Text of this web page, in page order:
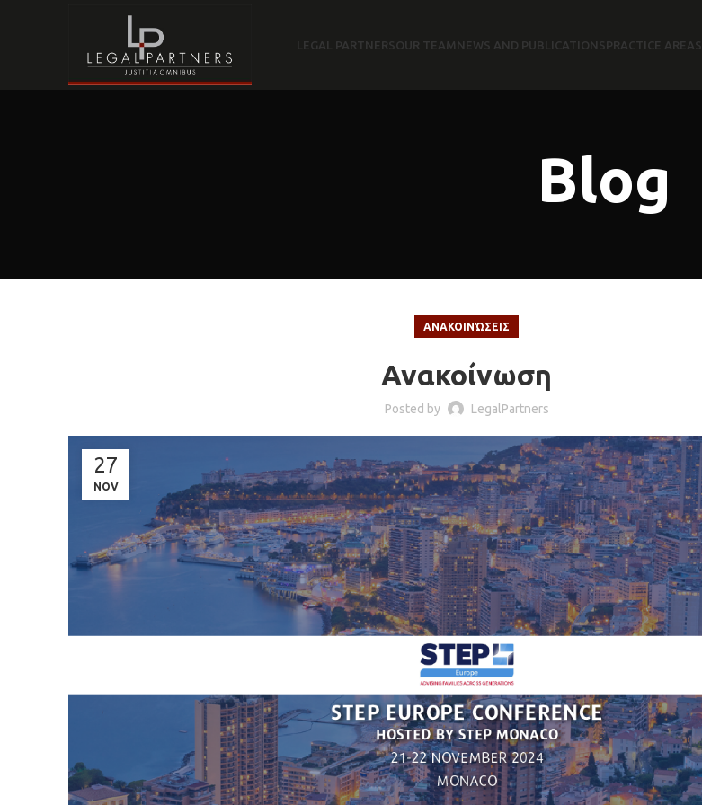
LEGAL PARTNERSOUR TEAM NEWS AND PUBLICATIONSPRACTICE AREAS
Blog
ΑΝΑΚΟΙΝΏΣΕΙΣ
Ανακοίνωση
Posted by LegalPartners
27
NOV